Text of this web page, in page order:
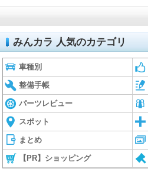
みんカラ 人気のカテゴリ
車種別
整備手帳
パーツレビュー
スポット
まとめ
【PR】ショッピング